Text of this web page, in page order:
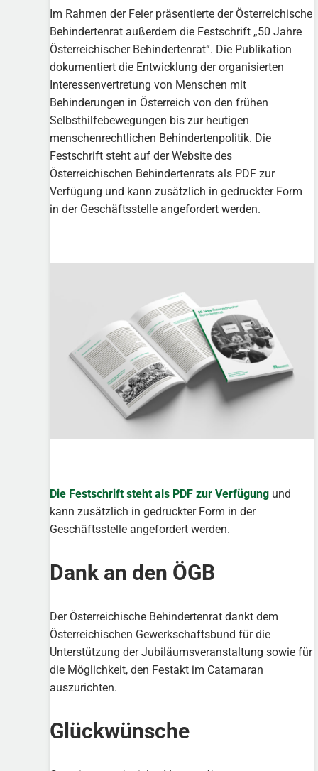
Im Rahmen der Feier präsentierte der Österreichische
Behindertenrat außerdem die Festschrift „50 Jahre
Österreichischer Behindertenrat“. Die Publikation
dokumentiert die Entwicklung der organisierten
Interessenvertretung von Menschen mit
Behinderungen in Österreich von den frühen
Selbsthilfebewegungen bis zur heutigen
menschenrechtlichen Behindertenpolitik. Die
Festschrift steht auf der Website des
Österreichischen Behindertenrats als PDF zur
Verfügung und kann zusätzlich in gedruckter Form
in der Geschäftsstelle angefordert werden.
Die Festschrift steht als PDF zur Verfügungund
kann zusätzlich in gedruckter Form in der
Geschäftsstelle angefordert werden.
Dank an den ÖGB
Der Österreichische Behindertenrat dankt dem
Österreichischen Gewerkschaftsbund für die
Unterstützung der Jubiläumsveranstaltung sowie für
die Möglichkeit, den Festakt im Catamaran
auszurichten.
Glückwünsche